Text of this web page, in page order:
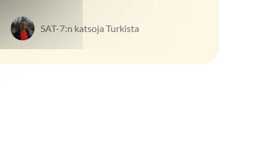
SAT-7:n katsoja Turkista